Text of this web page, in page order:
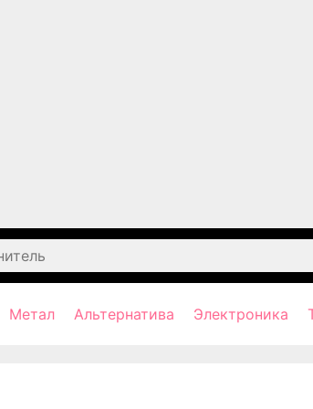
Метал Альтернатива Электроника